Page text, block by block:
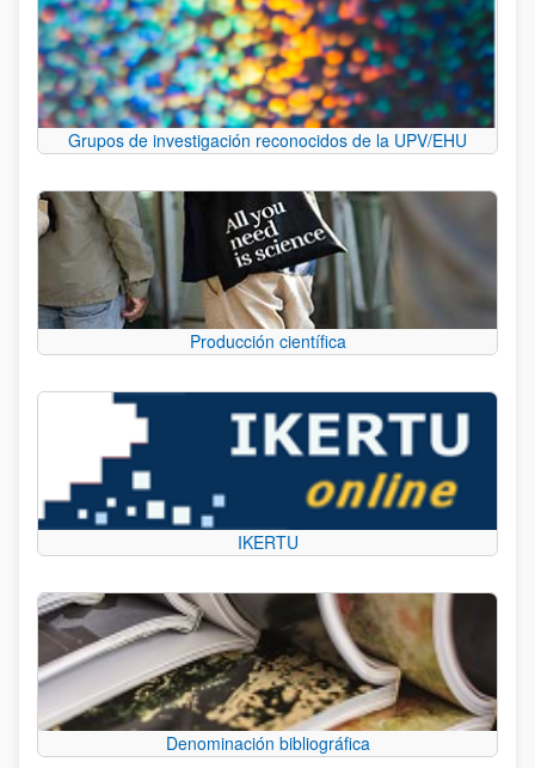
Grupos de investigación reconocidos de la UPV/EHU
Producción científica
IKERTU
Denominación bibliográfica